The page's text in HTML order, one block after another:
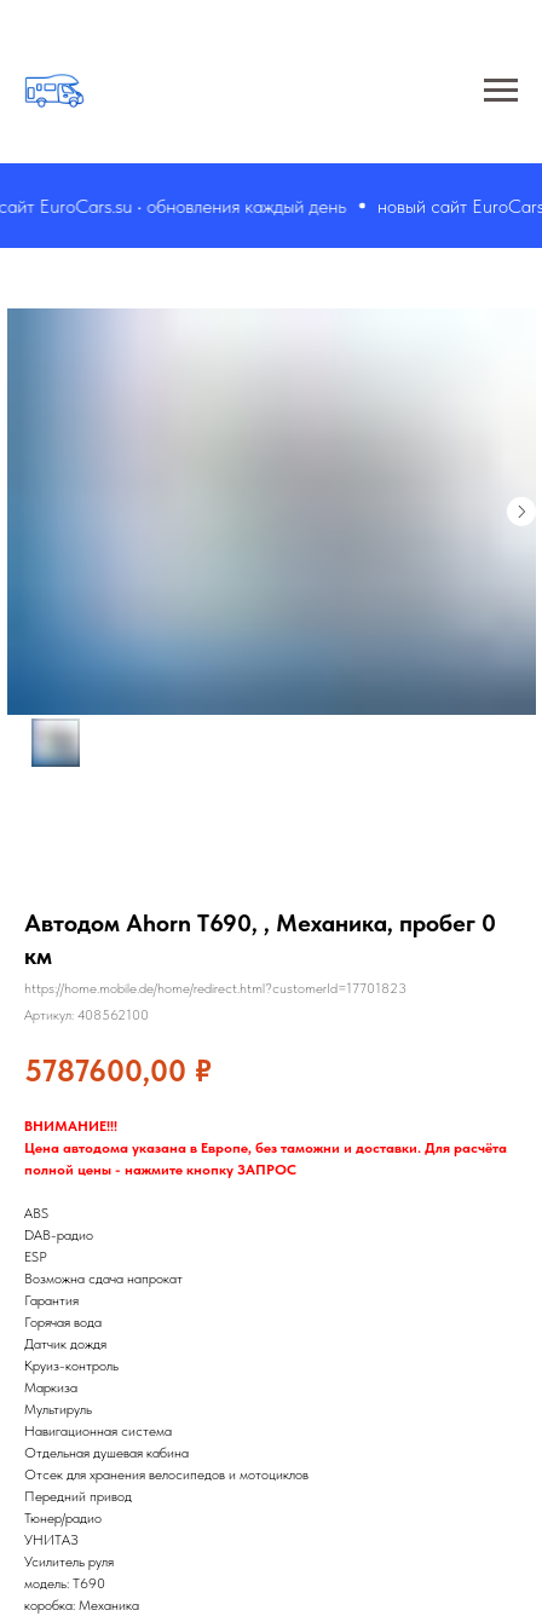
EuroCars.su • обновления каждый день новый сайт
Автодом Ahorn T690, , Механика, пробег 0
км
https://home.mobile.de/home/redirect.html?customerId=17701823
Артикул: 408562100
5787600,00 ₽
ВНИМАНИЕ!!!
Цена автодома указана в Европе, без таможни и доставки. Для расчёта
полной цены - нажмите кнопку ЗАПРОС
ABS
DAB-радио
ESP
Возможна сдача напрокат
Гарантия
Горячая вода
Датчик дождя
Круиз-контроль
Маркиза
Мультируль
Навигационная система
Отдельная душевая кабина
Отсек для хранения велосипедов и мотоциклов
Передний привод
Тюнер/радио
УНИТАЗ
Усилитель руля
модель: T690
коробка: Механика